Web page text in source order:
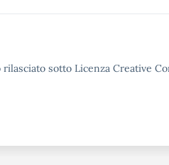
sotto Licenza Creative